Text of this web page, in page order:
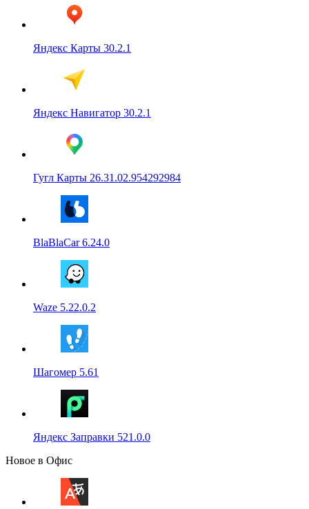
Яндекс Карты 30.2.1
Яндекс Навигатор 30.2.1
Гугл Карты 26.31.02.954292984
BlaBlaCar 6.24.0
Waze 5.22.0.2
Шагомер 5.61
Яндекс Заправки 521.0.0
Новое в Офис